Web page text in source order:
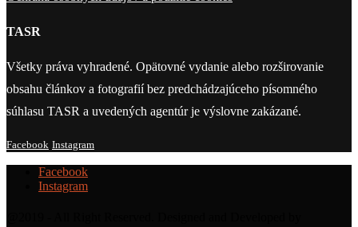
TASR
Všetky práva vyhradené. Opätovné vydanie alebo rozširovanie
obsahu článkov a fotografií bez predchádzajúceho písomného
súhlasu TASR a uvedených agentúr je výslovne zakázané.
Facebook Instagram
Facebook
Instagram